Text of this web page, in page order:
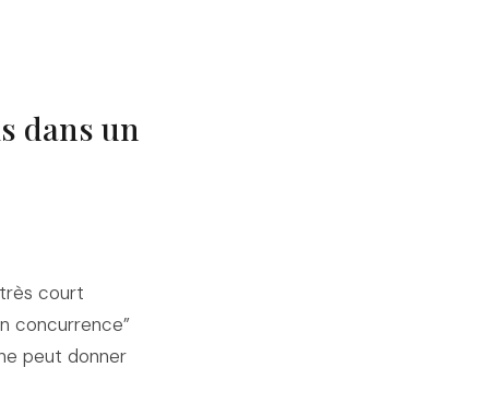
dans un
court
concurrence”
peut donner